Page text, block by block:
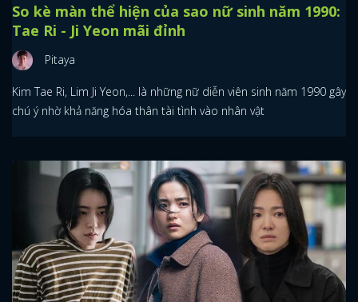
So kè màn thể hiện của sao nữ sinh năm 1990:
Tae Ri - Ji Yeon mãi đỉnh
Pitaya
Kim Tae Ri, Lim Ji Yeon,... là những nữ diễn viên sinh năm 1990 gây
chú ý nhờ khả năng hóa thân tài tình vào nhân vật